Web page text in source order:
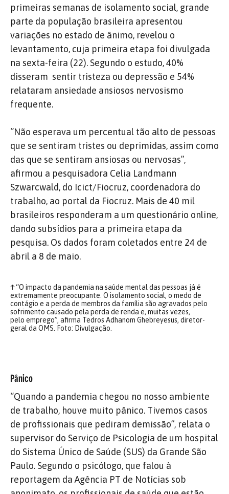
primeiras semanas de isolamento social, grande
parte da população brasileira apresentou
variações no estado de ânimo, revelou o
levantamento, cuja primeira etapa foi divulgada
na sexta-feira (22). Segundo o estudo, 40%
disseram sentir tristeza ou depressão e 54%
relataram ansiedade ansiosos nervosismo
frequente.
“Não esperava um percentual tão alto de pessoas
que se sentiram tristes ou deprimidas, assim como
das que se sentiram ansiosas ou nervosas”,
afirmou a pesquisadora Celia Landmann
Szwarcwald, do Icict/Fiocruz, coordenadora do
trabalho, ao portal da Fiocruz. Mais de 40 mil
brasileiros responderam a um questionário online,
dando subsídios para a primeira etapa da
pesquisa. Os dados foram coletados entre 24 de
abril a 8 de maio.
↑“O impacto da pandemia na saúde mental das pessoas já é
extremamente preocupante. O isolamento social, o medo de
contágio e a perda de membros da família são agravados pelo
sofrimento causado pela perda de renda e, muitas vezes,
pelo emprego”, afirma Tedros Adhanom Ghebreyesus, diretor-
geral da OMS. Foto: Divulgação.
Pânico
“Quando a pandemia chegou no nosso ambiente
de trabalho, houve muito pânico. Tivemos casos
de profissionais que pediram demissão”, relata o
supervisor do Serviço de Psicologia de um hospital
do Sistema Único de Saúde (SUS) da Grande São
Paulo. Segundo o psicólogo, que falou à
reportagem da Agência PT de Notícias sob